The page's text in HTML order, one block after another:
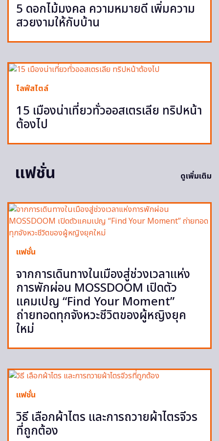
5 ดอกไม้มงคล ความหมายดี เพิ่มความ
สวยงามให้กับบ้าน
ไลฟ์สไตล์
15 เมืองน่าเที่ยวทั่วออสเตรเลีย ทริปหน้า
ต้องไป
แฟชั่น ดูเพิ่มเติม
แฟชั่น
จากการเดินทางในเมืองสู่ช่วงเวลาแห่ง
การพักผ่อน MOSSDOOM เปิดตัว
แคมเปญ “Find Your Moment”
ถ่ายทอดทุกจังหวะชีวิตของผู้หญิงยุค
ใหม่
แฟชั่น
วิธี เลือกผ้าไตร และการถวายผ้าไตรจีวร
ที่ถูกต้อง